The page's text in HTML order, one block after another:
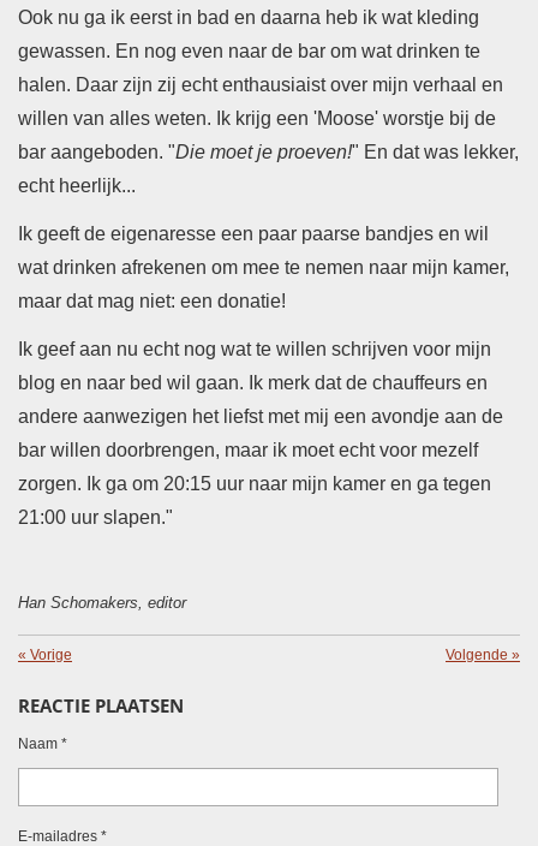
Ook nu ga ik eerst in bad en daarna heb ik wat kleding
gewassen. En nog even naar de bar om wat drinken te
halen. Daar zijn zij echt enthausiaist over mijn verhaal en
willen van alles weten. Ik krijg een 'Moose' worstje bij de
bar aangeboden. "Die moet je proeven!" En dat was lekker,
echt heerlijk...
Ik geeft de eigenaresse een paar paarse bandjes en wil
wat drinken afrekenen om mee te nemen naar mijn kamer,
maar dat mag niet: een donatie!
Ik geef aan nu echt nog wat te willen schrijven voor mijn
blog en naar bed wil gaan.
Ik merk dat de chauffeurs en
andere aanwezigen het liefst met mij een avondje aan de
bar willen doorbrengen, maar ik moet echt voor mezelf
zorgen.
Ik ga om 20:15 uur naar mijn kamer en ga tegen
21:00 uur slapen."
Han Schomakers, editor
« Vorige Volgende »
REACTIE PLAATSEN
Naam *
E-mailadres *